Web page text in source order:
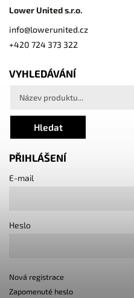
Lower United s.r.o.
info@lowerunited.cz
+420 724 373 322
VYHLEDÁVÁNÍ
Hledat
PŘIHLÁŠENÍ
E-mail
Heslo
Nová registrace
Zapomenuté heslo